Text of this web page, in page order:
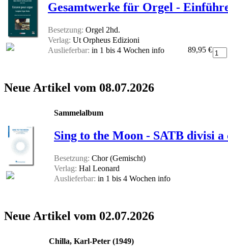
Gesamtwerke für Orgel -
Besetzung: Orgel 2hd.
Verlag: Ut Orpheus Edizioni
Auslieferbar: in 1 bis 4 Wochen info 89,95 €
Neue Artikel vom 08.07.2026
Sammelalbum
Sing to the Moon - SATB divisi a
Besetzung: Chor (Gemischt)
Verlag: Hal Leonard
Auslieferbar: in 1 bis 4 Wochen info
Neue Artikel vom 02.07.2026
Chilla, Karl-Peter (1949)